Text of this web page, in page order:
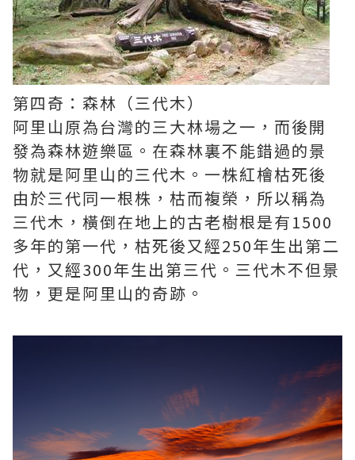
第四奇：森林（三代木）
阿里山原為台灣的三大林場之一，而後開
發為森林遊樂區。在森林裏不能錯過的景
物就是阿里山的三代木。一株紅檜枯死後
由於三代同一根株，枯而複榮，所以稱為
三代木，橫倒在地上的古老樹根是有1500
多年的第一代，枯死後又經250年生出第二
代，又經300年生出第三代。三代木不但景
物，更是阿里山的奇跡。